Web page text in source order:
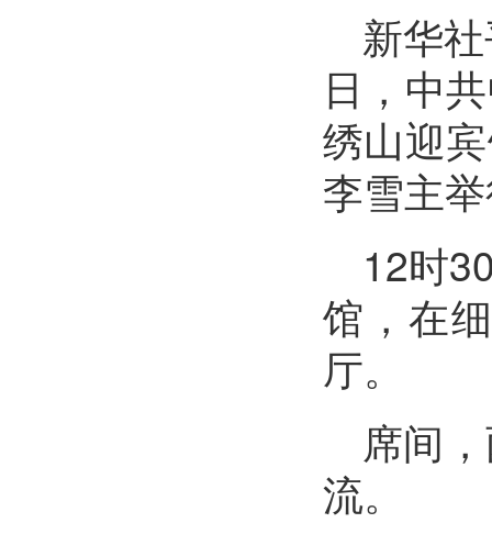
新华
日，中
绣山迎
李雪主
12时
馆，在
厅。
席间
流。